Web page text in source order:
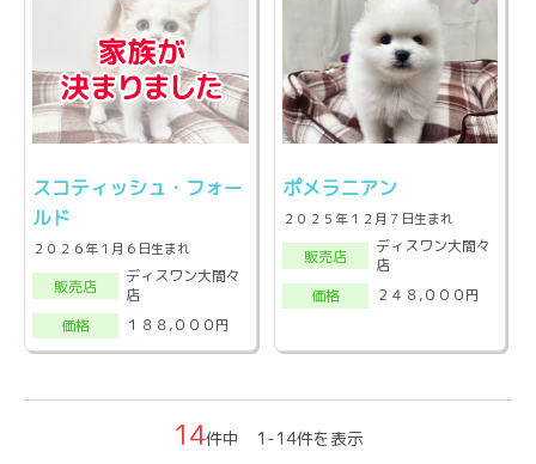
スコティッシュ・フォー
ルド
２０２６年１月６日生まれ
販売店
ディスワン大間々
店
価格
１８８,０００円
ポメラニアン
２０２５年１２月７日生まれ
販売店
ディスワン大間々
店
価格
２４８,０００円
14件中 1-14件を表示